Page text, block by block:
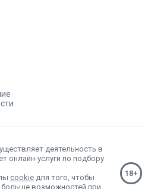
деятельность в
онлайн-услуги по подбору
cookie для того, чтобы
возможностей при